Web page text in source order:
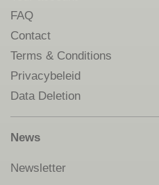
FAQ
Contact
Terms & Conditions
Privacybeleid
Data Deletion
News
Newsletter